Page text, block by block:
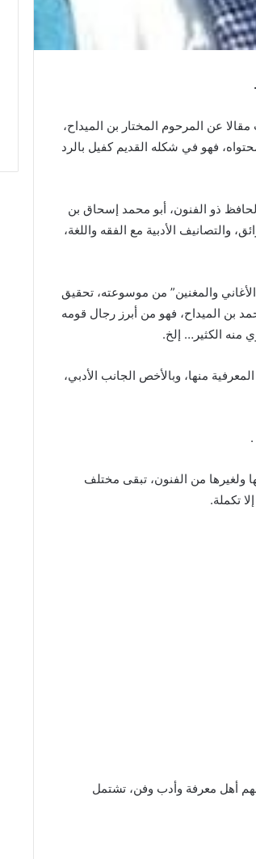
عن المرحوم المختار بن الميداح،
فهو في شكله القديم كفيل بالرد
ذو الفنون، أبو محمد إسحاق بن
والتصانيف الأدبية مع الفقه واللغة،
والمغنين” من موسوعته، تحقيق
بن الميداح، فهو من أبرز رجال قومه
منه الكثير… إلخ.
منها، وبالأخص الجانب الأدبي،
ولغيرها من الفنون، تبقى مختلف
تكملة.
فهم أهل معرفة وأدب وفن، تشتمل